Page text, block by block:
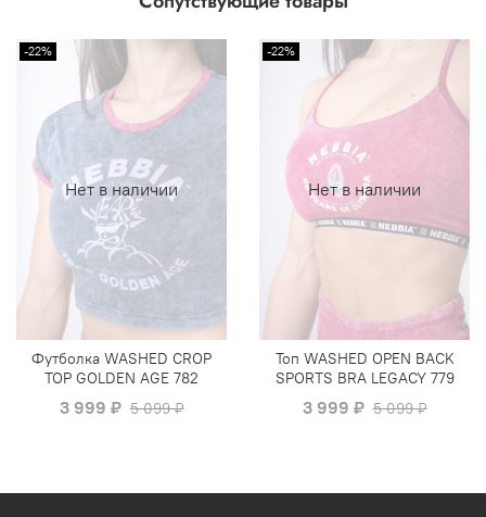
Нет в наличии
-22%
Футболка WASHED CROP
TOP GOLDEN AGE 782
3 999 ₽ 5 099 ₽
Нет в наличии
-22%
Топ WASHED OPEN BACK
SPORTS BRA LEGACY 779
3 999 ₽ 5 099 ₽